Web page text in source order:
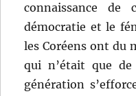
connaissance
démocratie et le
les Coréens ont du
qui n’était que de
génération